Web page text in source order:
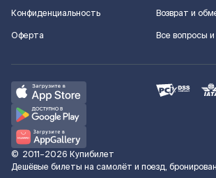
Конфиденциальность
Оферта
Возврат и
Все вопросы
© 2011–2026 Купибилет
Дешёвые билеты на самолёт и поезд,